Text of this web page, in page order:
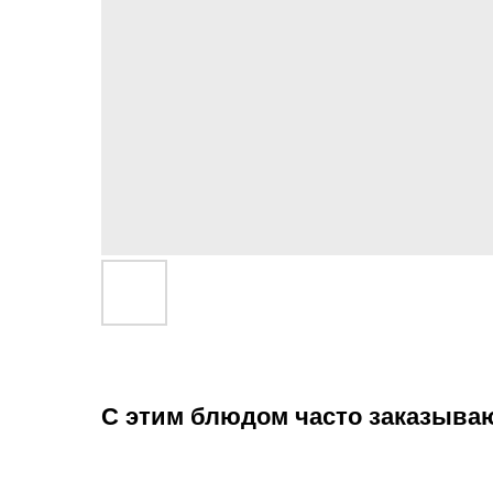
С этим блюдом часто